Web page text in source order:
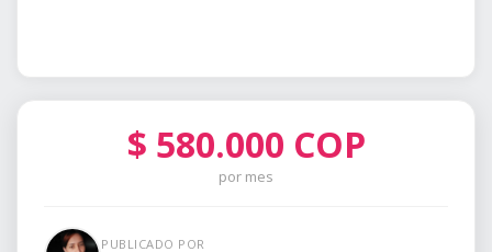
$ 580.000 COP
por mes
PUBLICADO POR